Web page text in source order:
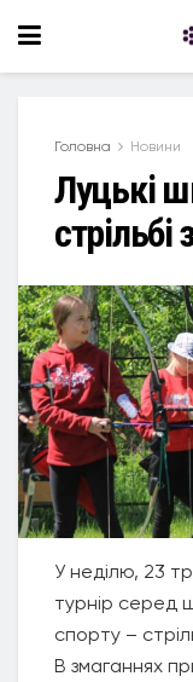
Головна Новини
Луцькі
стрільбі
У неділю, 23
турнір серед
спорту –
В змаганнях